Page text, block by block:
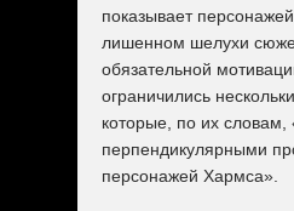
показывает персонажей
лишенном шелухи
обязательной
ограничились
которые, по их словам,
перпендикулярными
персонажей Хармса».